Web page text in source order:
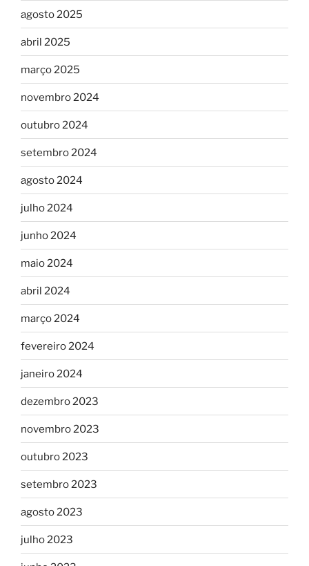
agosto 2025
abril 2025
março 2025
novembro 2024
outubro 2024
setembro 2024
agosto 2024
julho 2024
junho 2024
maio 2024
abril 2024
março 2024
fevereiro 2024
janeiro 2024
dezembro 2023
novembro 2023
outubro 2023
setembro 2023
agosto 2023
julho 2023